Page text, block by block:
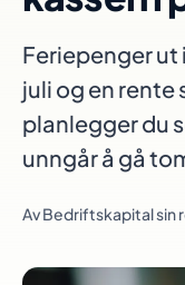
Feriepenger
juli og en rente
planlegger du
unngår å gå
AvBedriftskapital sin